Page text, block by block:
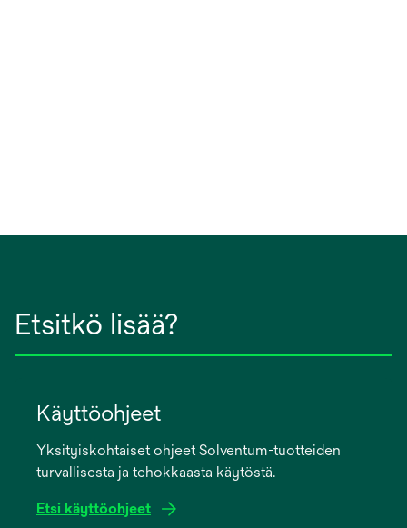
Etsitkö lisää?
Käyttöohjeet
Yksityiskohtaiset ohjeet Solventum-tuotteiden
turvallisesta ja tehokkaasta käytöstä.
Etsi käyttöohjeet